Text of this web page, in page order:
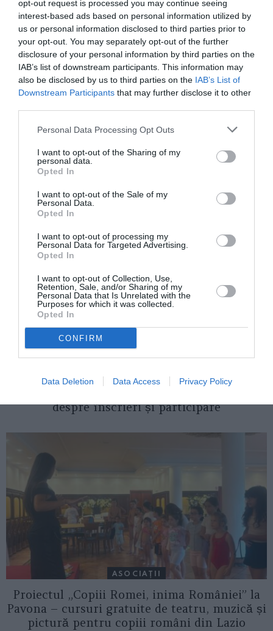
opt-out request is processed you may continue seeing
interest-based ads based on personal information utilized by
us or personal information disclosed to third parties prior to
your opt-out. You may separately opt-out of the further
disclosure of your personal information by third parties on the
IAB’s list of downstream participants. This information may
also be disclosed by us to third parties on the IAB’s List of
Downstream Participants that may further disclose it to other
Personal Data Processing Opt Outs
I want to opt-out of the Sharing of my
personal data.
Opted In
I want to opt-out of the Sale of my
Personal Data.
Opted In
I want to opt-out of processing my
Personal Data for Targeted Advertising.
Opted In
I want to opt-out of Collection, Use,
Retention, Sale, and/or Sharing of my
Personal Data that Is Unrelated with the
Purposes for which it was collected.
Opted In
CONFIRM
Data Deletion Data Access Privacy Policy
See
more
Articolul anterior
VIDEOGALLERY/ Din culisele întâlnirii
primarului Alemanno cu românii de la
Următorul articol
de faţă cu angajaţii/ VIDEO
AȚI PUTEA DORI DE
despre înscrieri și participare
ASOCIAŢII
Proiectul „Copiii Romei, inima României” la
Pavona – cursuri gratuite de teatru, muzică și
pictură pentru copiii români din Lazio